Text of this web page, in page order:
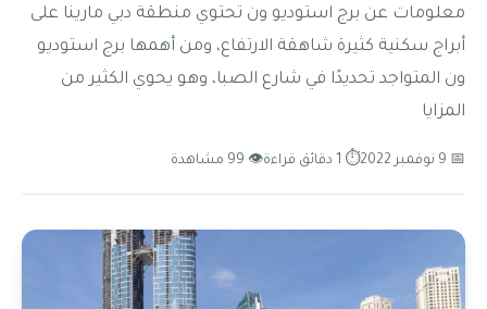
معلومات عن برج استوديو ون تحتوي منطقة دبي مارينا على
أبراج سكنية كثيرة شاهقة الارتفاع، ومن أهمها برج استوديو
ون المتواجد تحديدًا في شارع الصبا، وهو يحوي الكثير من
المزايا
📅 9 نوفمبر 2022 ⏱ 1 دقائق قراءة 👁 99 مشاهدة